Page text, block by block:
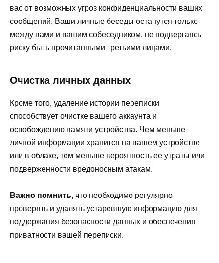
вас от возможных угроз конфиденциальности ваших
сообщений. Ваши личные беседы останутся только
между вами и вашим собеседником, не подвергаясь
риску быть прочитанными третьими лицами.
Очистка личных данных
Кроме того, удаление истории переписки
способствует очистке вашего аккаунта и
освобождению памяти устройства. Чем меньше
личной информации хранится на вашем устройстве
или в облаке, тем меньше вероятность ее утраты или
подверженности вредоносным атакам.
Важно помнить, что необходимо регулярно
проверять и удалять устаревшую информацию для
поддержания безопасности данных и обеспечения
приватности вашей переписки.